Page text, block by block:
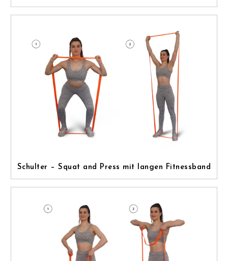
Schulter – Squat and Press mit langen Fitnessband